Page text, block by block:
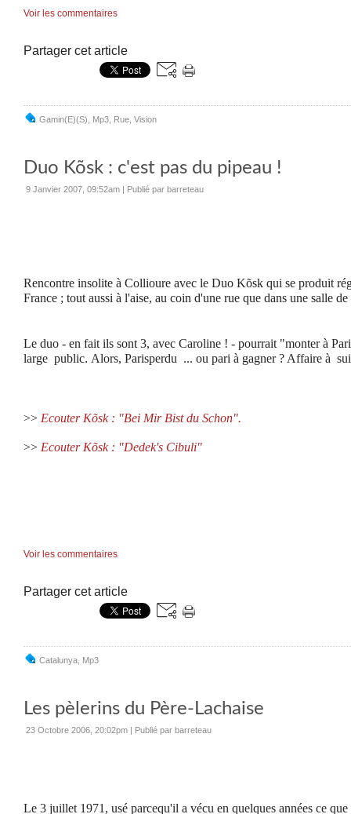
Voir les commentaires
Partager cet article
Gamin(e)(s) Mp3 Rue Vision
Duo Kõsk : c'est pas du pipeau !
9 Janvier 2007, 09:52am | Publié par barreteau
Rencontre insolite à Collioure avec le Duo Kõsk qui se produit
France ; tout aussi à l'aise, au coin d'une rue que dans une salle
Le duo - en fait ils sont 3, avec Caroline ! - pourrait "monter à
large public. Alors, Parisperdu ... ou pari à gagner ? Affaire à
>> Ecouter Kõsk : "Bei Mir Bist du Schon".
>> Ecouter Kõsk : "Dedek's Cibuli"
Voir les commentaires
Partager cet article
Catalunya Mp3
Les pèlerins du Père-Lachaise
23 Octobre 2006, 20:02pm | Publié par barreteau
Le 3 juillet 1971, usé parcequ'il a vécu en quelques années ce